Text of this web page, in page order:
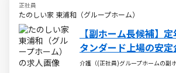
正社員
たのしい家 東浦和（グループホーム）
【副ホーム長候補】
タンダード上場の安
価制度でキャリアUP◎
介護（(正社員)グループホームの副